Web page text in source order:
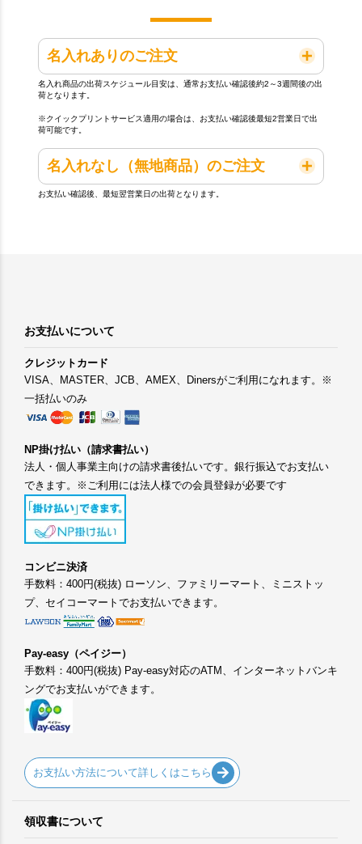
名入れありのご注文
名入れ商品の出荷スケジュール目安は、通常お支払い確認後約2～3週間後の出
荷となります。
※クイックプリントサービス適用の場合は、お支払い確認後最短2営業日で出
荷可能です。
名入れなし（無地商品）のご注文
お支払い確認後、最短翌営業日の出荷となります。
お支払いについて
クレジットカード
VISA、MASTER、JCB、AMEX、Dinersがご利用になれます。※
一括払いのみ
NP掛け払い（請求書払い）
法人・個人事業主向けの請求書後払いです。銀行振込でお支払い
できます。※ご利用には法人様での会員登録が必要です
コンビニ決済
手数料：400円(税抜) ローソン、ファミリーマート、ミニストッ
プ、セイコーマートでお支払いできます。
Pay-easy（ペイジー）
手数料：400円(税抜) Pay-easy対応のATM、インターネットバンキ
ングでお支払いができます。
お支払い方法について詳しくはこちら
領収書について